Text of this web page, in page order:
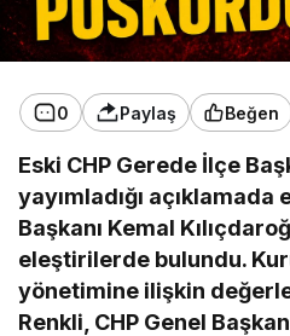
0 Paylaş Beğen
Eski CHP Gerede İlçe
yayımladığı açıklamada
Başkanı Kemal
eleştirilerde bulundu.
yönetimine ilişkin
Renkli, CHP Genel